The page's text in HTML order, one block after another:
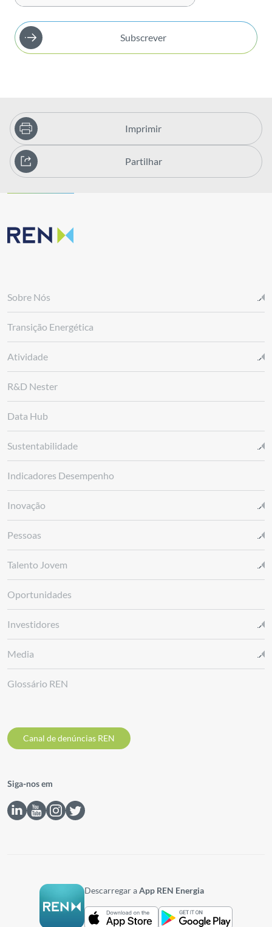
Subscrever
Imprimir
Partilhar
Sobre Nós
Transição Energética
Atividade
R&D Nester
Data Hub
Sustentabilidade
Indicadores Desempenho
Inovação
Pessoas
Talento Jovem
Oportunidades
Investidores
Media
Glossário REN
Canal de denúncias REN
Siga-nos em
Descarregar aApp REN Energia